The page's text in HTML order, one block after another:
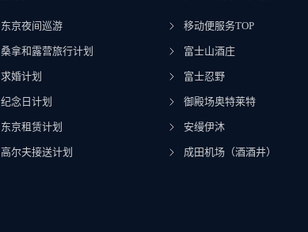
东京夜间巡游
桑拿和露营旅行计划
求婚计划
纪念日计划
东京租赁计划
高尔夫接送计划
移动便服务TOP
富士山酒庄
富士忍野
御殿场奥特莱特
安缦伊沐
成田机场（酒酒井）